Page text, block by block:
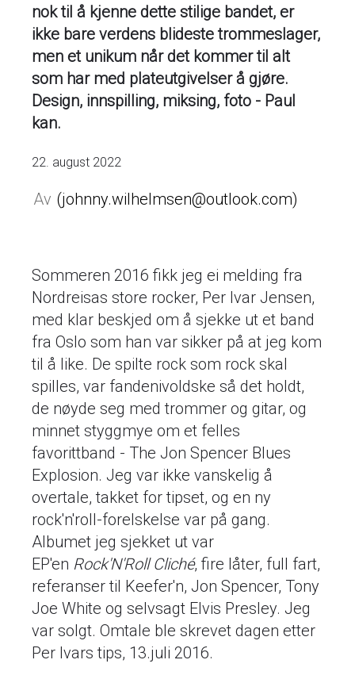
nok til å kjenne dette stilige bandet, er
ikke bare verdens blideste trommeslager,
men et unikum når det kommer til alt
som har med plateutgivelser å gjøre.
Design, innspilling, miksing, foto - Paul
kan.
22. august 2022
johnny.wilhelmsen@outlook.com
Sommeren 2016 fikk jeg ei melding fra
Nordreisas store rocker, Per Ivar Jensen,
med klar beskjed om å sjekke ut et band
fra Oslo som han var sikker på at jeg kom
til å like. De spilte rock som rock skal
spilles, var fandenivoldske så det holdt,
de nøyde seg med trommer og gitar, og
minnet styggmye om et felles
favorittband - The Jon Spencer Blues
Explosion. Jeg var ikke vanskelig å
overtale, takket for tipset, og en ny
rock'n'roll-forelskelse var på gang.
Albumet jeg sjekket ut var
EP'en Rock'N'Roll Cliché, fire låter, full fart,
referanser til Keefer'n, Jon Spencer, Tony
Joe White og selvsagt Elvis Presley. Jeg
var solgt. Omtale ble skrevet dagen etter
Per Ivars tips, 13.juli 2016.